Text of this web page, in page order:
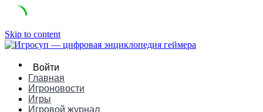
Skip to content
Войти
Главная
Игроновости
Игры
Игровой журнал